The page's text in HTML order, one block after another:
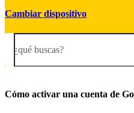
Cambiar dispositivo
¿qué buscas?
Cómo activar una cuenta de